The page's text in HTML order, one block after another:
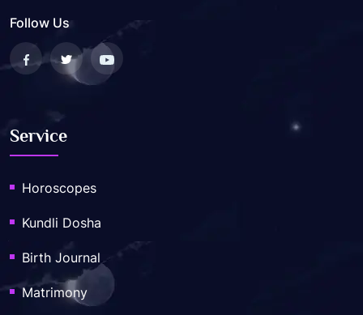
Follow Us
Service
Horoscopes
Kundli Dosha
Birth Journal
Matrimony